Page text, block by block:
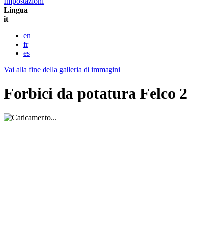
Lingua
it
en
fr
es
Vai alla fine della galleria di immagini
Forbici da potatura Felco 2